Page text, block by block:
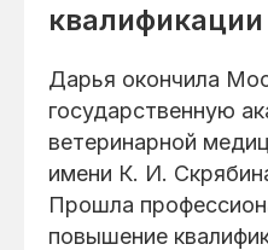
квалификации
Дарья окончила
государственную
ветеринарной
имени К. И.
Прошла
повышение